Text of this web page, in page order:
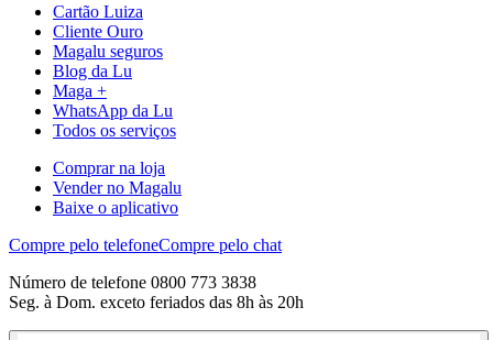
Cartão Luiza
Cliente Ouro
Magalu seguros
Blog da Lu
Maga +
WhatsApp da Lu
Todos os serviços
Comprar na loja
Vender no Magalu
Baixe o aplicativo
Compre pelo telefoneCompre pelo chat
Número de telefone 0800 773 3838
Seg. à Dom. exceto feriados das 8h às 20h